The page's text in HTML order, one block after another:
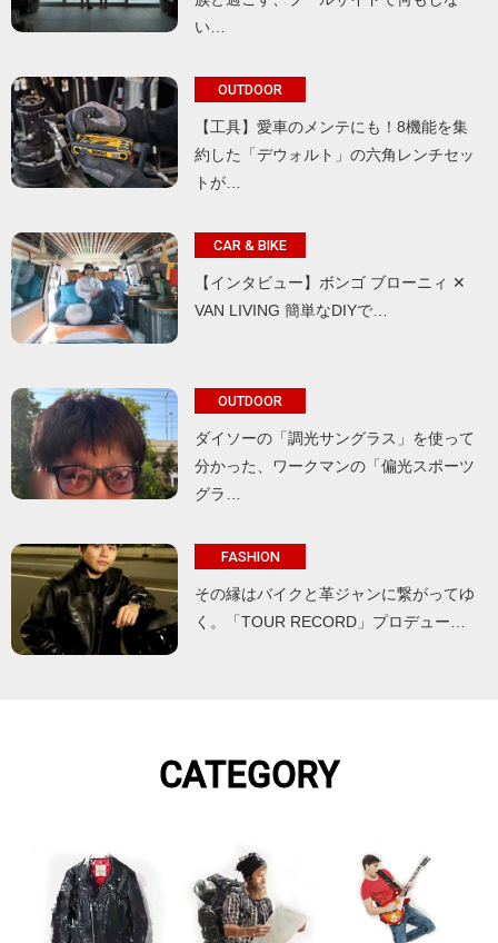
い…
OUTDOOR
【工具】愛車のメンテにも！8機能を集
約した「デウォルト」の六角レンチセッ
トが…
CAR & BIKE
【インタビュー】ボンゴ ブローニィ ✕
VAN LIVING 簡単なDIYで…
OUTDOOR
ダイソーの「調光サングラス」を使って
分かった、ワークマンの「偏光スポーツ
グラ…
FASHION
その縁はバイクと革ジャンに繋がってゆ
く。「TOUR RECORD」プロデュー…
CATEGORY